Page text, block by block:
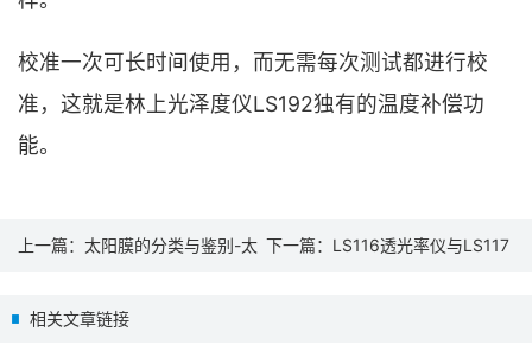
校准一次可长时间使用，而无需每次测试都进行校
准，这就是林上光泽度仪LS192独有的温度补偿功
能。
上一篇： 太阳膜的分类与鉴别-太 下一篇： LS116透光率仪与LS117
相关文章链接